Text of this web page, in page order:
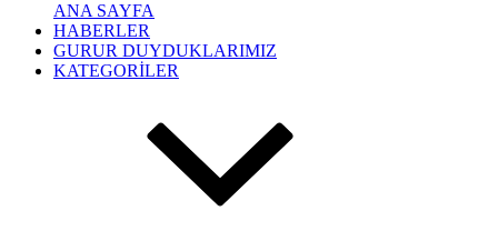
ANA SAYFA
HABERLER
GURUR DUYDUKLARIMIZ
KATEGORİLER